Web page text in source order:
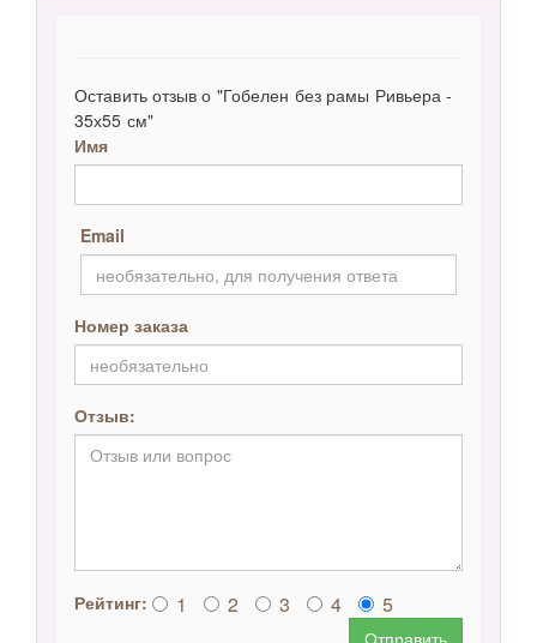
Оставить отзыв о "Гобелен без рамы Ривьера -
35х55 см"
Имя
Email
Номер заказа
Отзыв:
Рейтинг: 1 2 3 4 5
Отправить